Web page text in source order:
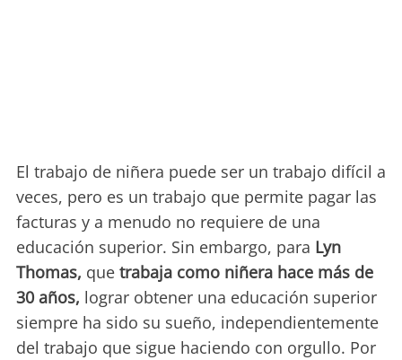
El trabajo de niñera puede ser un trabajo difícil a
veces, pero es un trabajo que permite pagar las
facturas y a menudo no requiere de una
educación superior. Sin embargo, para Lyn
Thomas, que trabaja como niñera hace más de
30 años, lograr obtener una educación superior
siempre ha sido su sueño, independientemente
del trabajo que sigue haciendo con orgullo. Por